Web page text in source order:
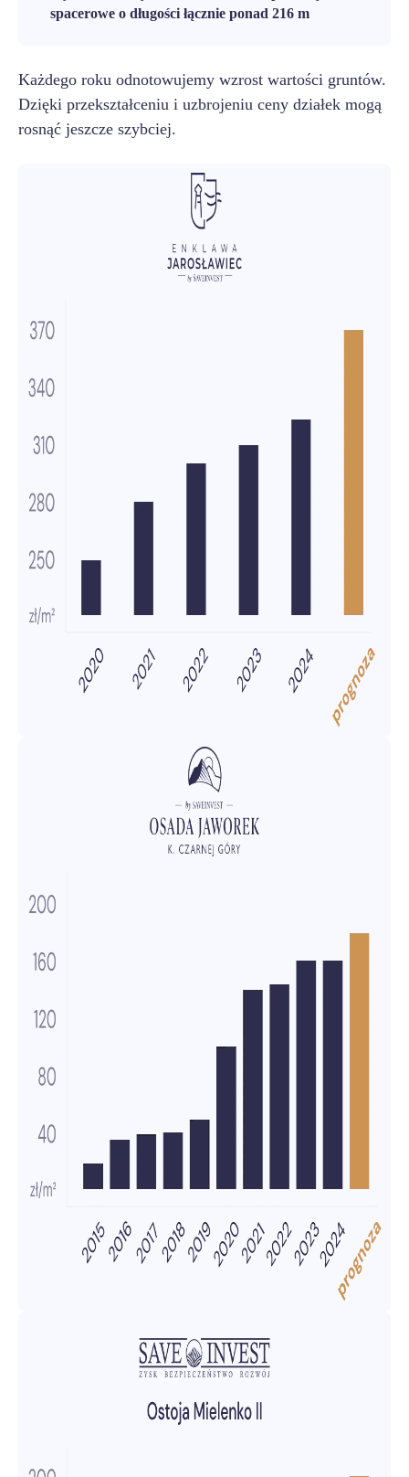
spacerowe o długości łącznie ponad 216 m
Każdego roku odnotowujemy wzrost wartości gruntów.
Dzięki przekształceniu i uzbrojeniu ceny działek mogą
rosnąć jeszcze szybciej.